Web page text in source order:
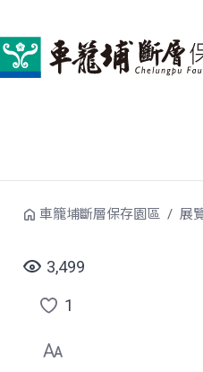
車籠埔斷層保存園區 展
3,499
點
選
1